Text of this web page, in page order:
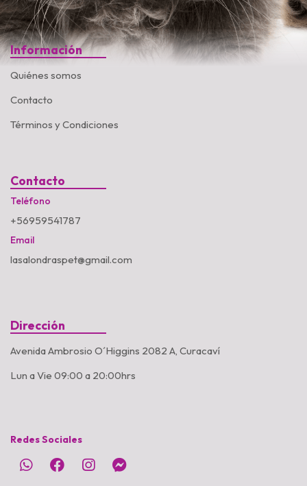
Información
Quiénes somos
Contacto
Términos y Condiciones
Contacto
Teléfono
+56959541787
Email
lasalondraspet@gmail.com
Dirección
Avenida Ambrosio O´Higgins 2082 A, Curacaví
Lun a Vie 09:00 a 20:00hrs
Redes Sociales